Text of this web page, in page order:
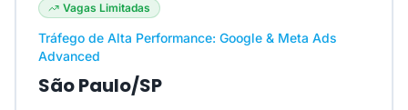
Vagas Limitadas
Tráfego de Alta Performance: Google & Meta Ads
Advanced
São Paulo/SP